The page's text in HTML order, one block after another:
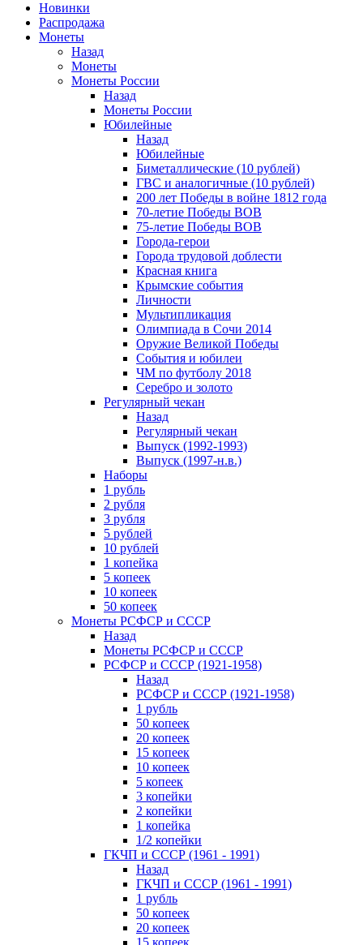
Новинки
Распродажа
Монеты
Назад
Монеты
Монеты России
Назад
Монеты России
Юбилейные
Назад
Юбилейные
Биметаллические (10 рублей)
ГВС и аналогичные (10 рублей)
200 лет Победы в войне 1812 года
70-летие Победы ВОВ
75-летие Победы ВОВ
Города-герои
Города трудовой доблести
Красная книга
Крымские события
Личности
Мультипликация
Олимпиада в Сочи 2014
Оружие Великой Победы
События и юбилеи
ЧМ по футболу 2018
Серебро и золото
Регулярный чекан
Назад
Регулярный чекан
Выпуск (1992-1993)
Выпуск (1997-н.в.)
Наборы
1 рубль
2 рубля
3 рубля
5 рублей
10 рублей
1 копейка
5 копеек
10 копеек
50 копеек
Монеты РСФСР и СССР
Назад
Монеты РСФСР и СССР
РСФСР и СССР (1921-1958)
Назад
РСФСР и СССР (1921-1958)
1 рубль
50 копеек
20 копеек
15 копеек
10 копеек
5 копеек
3 копейки
2 копейки
1 копейка
1/2 копейки
ГКЧП и СССР (1961 - 1991)
Назад
ГКЧП и СССР (1961 - 1991)
1 рубль
50 копеек
20 копеек
15 копеек